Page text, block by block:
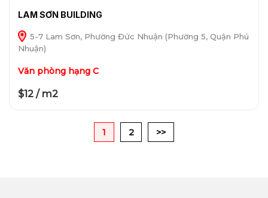
LAM SƠN BUILDING
5-7 Lam Sơn, Phường Đức Nhuận (Phường 5, Quận Phú
Nhuận)
Văn phòng hạng C
$12 / m2
1 2 >>